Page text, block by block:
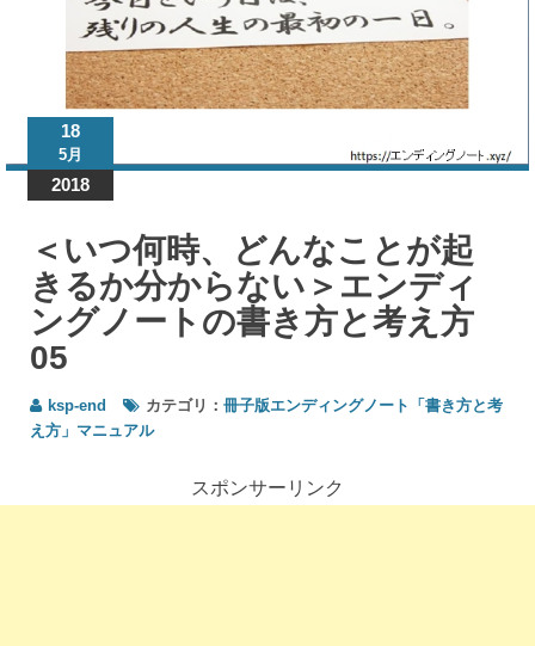
え
方」
マニ
ュア
＜い
時、
どん
なこ
とが
分か
らな
18
5月
2018
＜いつ何時、どんなことが起
きるか分からない＞エンディ
ングノートの書き方と考え方
05
ksp-end カテゴリ： 冊子版エンディングノート「書き方と考
え方」マニュアル
スポンサーリンク